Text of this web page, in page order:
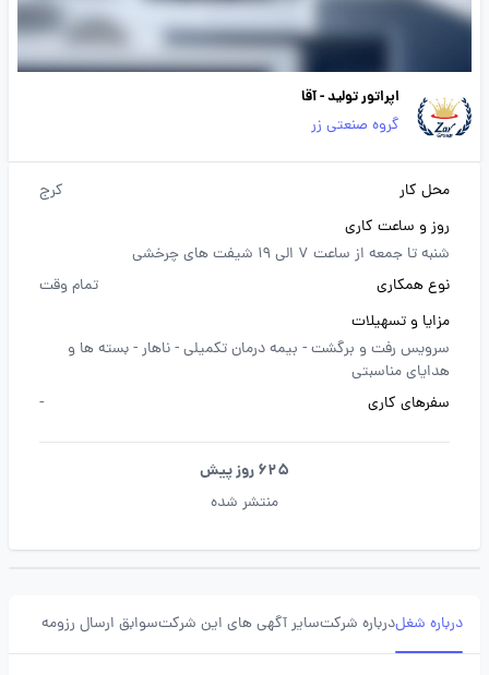
اپراتور تولید - آقا
گروه صنعتی زر
محل کار
کرج
روز و ساعت کاری
شنبه تا جمعه از ساعت 7 الی 19 شیفت های چرخشی
نوع همکاری
تمام وقت
مزایا و تسهیلات
سرویس رفت و برگشت - بیمه درمان تکمیلی -ناهار -بسته ها و
هدایای مناسبتی
سفرهای کاری
-
625 روز پیش
منتشر شده
درباره شغلدرباره شرکتسایر آگهی های این شرکتسوابق ارسال رزومه